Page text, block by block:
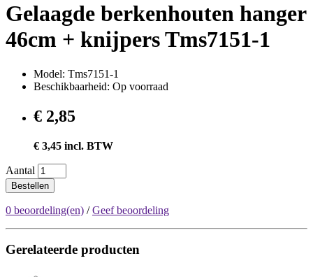
Gelaagde berkenhouten hanger
46cm + knijpers Tms7151-1
Model: Tms7151-1
Beschikbaarheid: Op voorraad
€ 2,85
€ 3,45 incl. BTW
Aantal
Bestellen
0 beoordeling(en) /Geef beoordeling
Gerelateerde producten